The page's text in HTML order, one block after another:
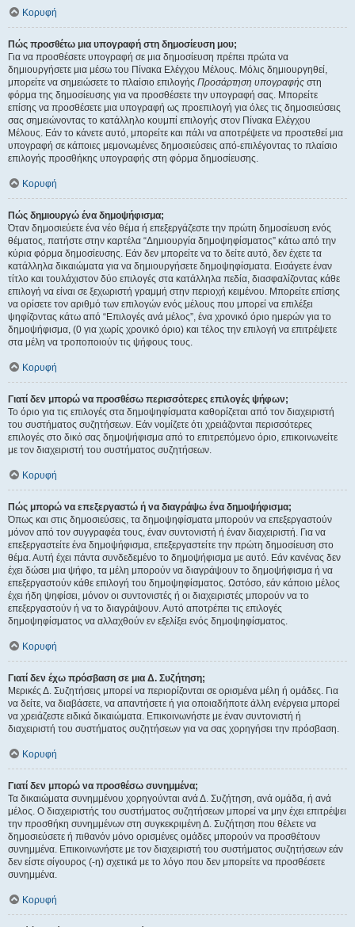
Κορυφή
Πώς προσθέτω μια υπογραφή στη δημοσίευση μου;
Για να προσθέσετε υπογραφή σε μια δημοσίευση πρέπει πρώτα να
δημιουργήσετε μια μέσω του Πίνακα Ελέγχου Μέλους. Μόλις δημιουργηθεί,
μπορείτε να σημειώσετε το πλαίσιο επιλογής Προσάρτηση υπογραφής στη
φόρμα της δημοσίευσης για να προσθέσετε την υπογραφή σας. Μπορείτε
επίσης να προσθέσετε μια υπογραφή ως προεπιλογή για όλες τις δημοσιεύσεις
σας σημειώνοντας το κατάλληλο κουμπί επιλογής στον Πίνακα Ελέγχου
Μέλους. Εάν το κάνετε αυτό, μπορείτε και πάλι να αποτρέψετε να προστεθεί μια
υπογραφή σε κάποιες μεμονωμένες δημοσιεύσεις από-επιλέγοντας το πλαίσιο
επιλογής προσθήκης υπογραφής στη φόρμα δημοσίευσης.
Κορυφή
Πώς δημιουργώ ένα δημοψήφισμα;
Όταν δημοσιεύετε ένα νέο θέμα ή επεξεργάζεστε την πρώτη δημοσίευση ενός
θέματος, πατήστε στην καρτέλα “Δημιουργία δημοψηφίσματος” κάτω από την
κύρια φόρμα δημοσίευσης. Εάν δεν μπορείτε να το δείτε αυτό, δεν έχετε τα
κατάλληλα δικαιώματα για να δημιουργήσετε δημοψηφίσματα. Εισάγετε έναν
τίτλο και τουλάχιστον δύο επιλογές στα κατάλληλα πεδία, διασφαλίζοντας κάθε
επιλογή να είναι σε ξεχωριστή γραμμή στην περιοχή κειμένου. Μπορείτε επίσης
να ορίσετε τον αριθμό των επιλογών ενός μέλους που μπορεί να επιλέξει
ψηφίζοντας κάτω από “Επιλογές ανά μέλος”, ένα χρονικό όριο ημερών για το
δημοψήφισμα, (0 για χωρίς χρονικό όριο) και τέλος την επιλογή να επιτρέψετε
στα μέλη να τροποποιούν τις ψήφους τους.
Κορυφή
Γιατί δεν μπορώ να προσθέσω περισσότερες επιλογές ψήφων;
Το όριο για τις επιλογές στα δημοψηφίσματα καθορίζεται από τον διαχειριστή
του συστήματος συζητήσεων. Εάν νομίζετε ότι χρειάζονται περισσότερες
επιλογές στο δικό σας δημοψήφισμα από το επιτρεπόμενο όριο, επικοινωνείτε
με τον διαχειριστή του συστήματος συζητήσεων.
Κορυφή
Πώς μπορώ να επεξεργαστώ ή να διαγράψω ένα δημοψήφισμα;
Όπως και στις δημοσιεύσεις, τα δημοψηφίσματα μπορούν να επεξεργαστούν
μόνον από τον συγγραφέα τους, έναν συντονιστή ή έναν διαχειριστή. Για να
επεξεργαστείτε ένα δημοψήφισμα, επεξεργαστείτε την πρώτη δημοσίευση στο
θέμα. Αυτή έχει πάντα συνδεδεμένο το δημοψήφισμα με αυτό. Εάν κανένας δεν
έχει δώσει μια ψήφο, τα μέλη μπορούν να διαγράψουν το δημοψήφισμα ή να
επεξεργαστούν κάθε επιλογή του δημοψηφίσματος. Ωστόσο, εάν κάποιο μέλος
έχει ήδη ψηφίσει, μόνον οι συντονιστές ή οι διαχειριστές μπορούν να το
επεξεργαστούν ή να το διαγράψουν. Αυτό αποτρέπει τις επιλογές
δημοψηφίσματος να αλλαχθούν εν εξελίξει ενός δημοψηφίσματος.
Κορυφή
Γιατί δεν έχω πρόσβαση σε μια Δ. Συζήτηση;
Μερικές Δ. Συζητήσεις μπορεί να περιορίζονται σε ορισμένα μέλη ή ομάδες. Για
να δείτε, να διαβάσετε, να απαντήσετε ή για οποιαδήποτε άλλη ενέργεια μπορεί
να χρειάζεστε ειδικά δικαιώματα. Επικοινωνήστε με έναν συντονιστή ή
διαχειριστή του συστήματος συζητήσεων για να σας χορηγήσει την πρόσβαση.
Κορυφή
Γιατί δεν μπορώ να προσθέσω συνημμένα;
Τα δικαιώματα συνημμένου χορηγούνται ανά Δ. Συζήτηση, ανά ομάδα, ή ανά
μέλος. Ο διαχειριστής του συστήματος συζητήσεων μπορεί να μην έχει επιτρέψει
την προσθήκη συνημμένων στη συγκεκριμένη Δ. Συζήτηση που θέλετε να
δημοσιεύσετε ή πιθανόν μόνο ορισμένες ομάδες μπορούν να προσθέτουν
συνημμένα. Επικοινωνήστε με τον διαχειριστή του συστήματος συζητήσεων εάν
δεν είστε σίγουρος (-η) σχετικά με το λόγο που δεν μπορείτε να προσθέσετε
συνημμένα.
Κορυφή